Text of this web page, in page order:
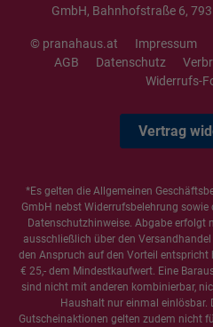
GmbH, Bahnhofstraße 6,
© pranahaus.at Impressum
AGB
Datenschutz
Widerrufs-
Vertrag
*Es gelten die Allgemeinen
GmbH nebst Widerrufsbelehrung sowie
Datenschutzhinweise. Abgabe erfolgt
ausschließlich über den
den Anspruch auf den Vorteil entspricht
€ 25,- dem Mindestkaufwert. Eine
sind nicht mit anderen kombinierbar,
Haushalt nur einmal einlösbar.
Gutscheinaktionen gelten zudem nicht